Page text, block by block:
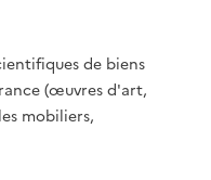
de biens
(œuvres d'art,
mobiliers,